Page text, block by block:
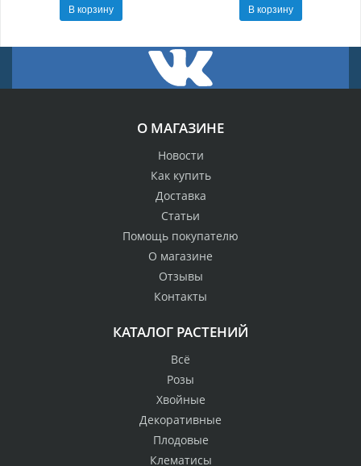
В корзину
В корзину
О МАГАЗИНЕ
Новости
Как купить
Доставка
Статьи
Помощь покупателю
О магазине
Отзывы
Контакты
КАТАЛОГ РАСТЕНИЙ
Всё
Розы
Хвойные
Декоративные
Плодовые
Клематисы